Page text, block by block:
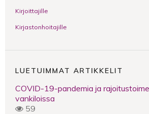
Kirjoittajille
Kirjastonhoitajille
LUETUIMMAT ARTIKKELIT
COVID-19-pandemia ja
vankiloissa
59